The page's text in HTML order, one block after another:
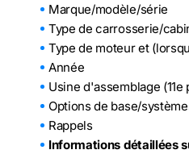
Marque/modèle/série
Type de carrosserie/
Type de moteur et
Année
Usine d'assemblage (11e
Options de base/
Rappels
Informations détaillées